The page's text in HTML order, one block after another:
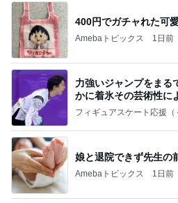
400円でガチャれた可
Amebaトピックス 1日前
力強いジャンプをまる
かに着氷その芸術性に
なす
フィギュアスケート応援（
娘と退院できず先生の
Amebaトピックス 1日前